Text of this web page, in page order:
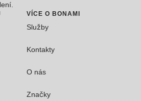
VÍCE O BONAMI
Služby
Kontakty
O nás
Značky